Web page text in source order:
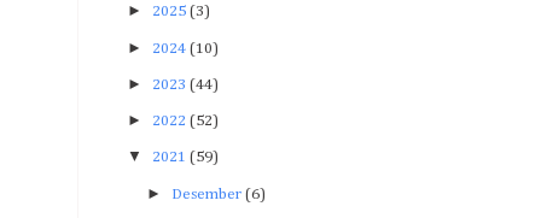
► 2025 (3)
► 2024 (10)
► 2023 (44)
► 2022 (52)
▼ 2021 (59)
► Desember (6)